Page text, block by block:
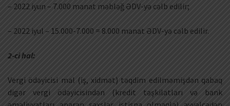
– 2022 iyun – 7.000 manat məbləğ ƏDV-yə cəlb edilir;
– 2022 iyul – 15.000-7.000 = 8.000 manat ƏDV-yə cəlb edilir.
2-ci hal:
Vergi ödəyicisi mal (iş, xidmət) təqdim edilməmişdən qabaq
digər vergi ödəyicisindən (kredit təşkilatları və bank